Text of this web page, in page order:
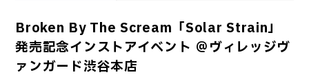
Broken By The Scream「Solar Strain」
発売記念インストアイベント ＠ヴィレッジヴ
ァンガード渋谷本店